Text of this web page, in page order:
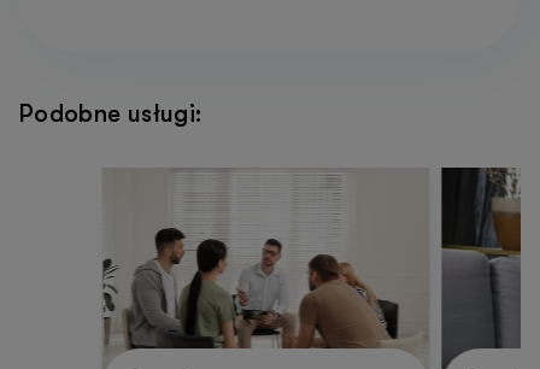
Podobne usługi: